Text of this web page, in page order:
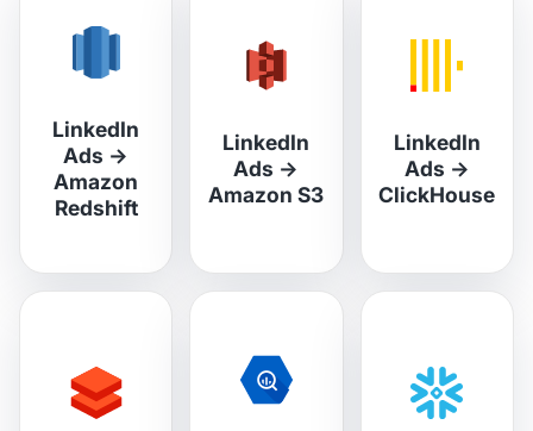
LinkedIn
Ads →
Amazon
Redshift
LinkedIn
Ads →
Amazon S3
LinkedIn
Ads →
ClickHouse